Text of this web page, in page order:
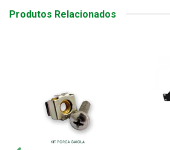
Produtos Relacionados